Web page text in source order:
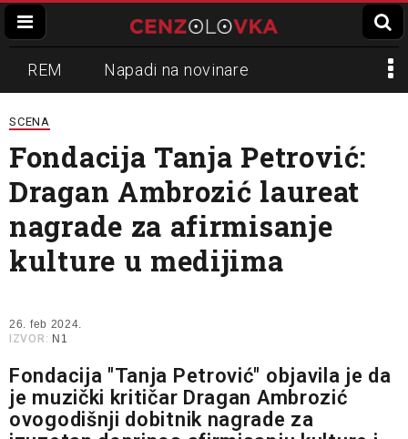
REM Napadi na novinare
Zvučni top
Propaganda Lokalni mediji
Informer Slavko Ćuruvija
SCENA
Fondacija Tanja Petrović:
Dragan Ambrozić laureat
nagrade za afirmisanje
kulture u medijima
26. feb 2024.
IZVOR: N1
Fondacija "Tanja Petrović" objavila je da
je muzički kritičar Dragan Ambrozić
ovogodišnji dobitnik nagrade za